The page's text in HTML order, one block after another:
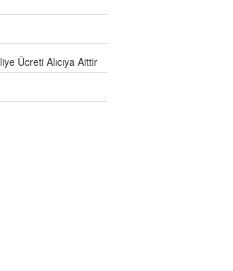
Ücreti Alıcıya Aittir